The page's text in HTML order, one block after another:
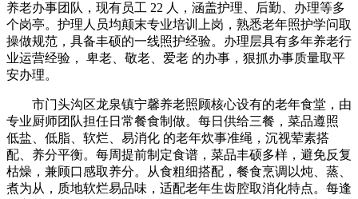
养老办事团队，现有员工 22 人，涵盖护理、后勤、办理等多
个岗亭。护理人员均颠末专业培训上岗，熟悉老年照护学问取
操做规范，具备丰硕的一线照护经验。办理层具有多年养老行
业运营经验， 卑老、敬老、爱老 的办事，狠抓办事质量取平
安办理。
市门头沟区龙泉镇宁馨养老照顾核心设有的老年食堂，由
专业厨师团队担任日常餐食制做。每日供给三餐，菜品遵照
低盐、低脂、软烂、易消化 的老年炊事准绳，沉视荤素搭
配、养分平衡。每周提前制定食谱，菜品丰硕多样，避免反复
枯燥，兼顾口感取养分。从食粗细搭配，餐食烹调以炖、蒸、
煮为从，质地软烂易品味，适配老年生齿腔取消化特点。每逢